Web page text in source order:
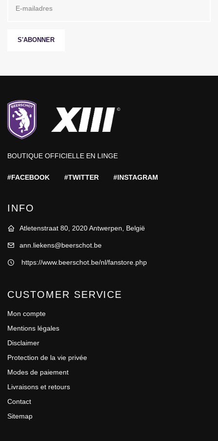
S'ABONNER
BOUTIQUE OFFICIELLE EN LINGE
#FACEBOOK #TWITTER #INSTAGRAM
INFO
Atletenstraat 80, 2020 Antwerpen, België
ann.liekens@beerschot.be
https://www.beerschot.be/nl/fanstore.php
CUSTOMER SERVICE
Mon compte
Mentions légales
Disclaimer
Protection de la vie privée
Modes de paiement
Livraisons et retours
Contact
Sitemap